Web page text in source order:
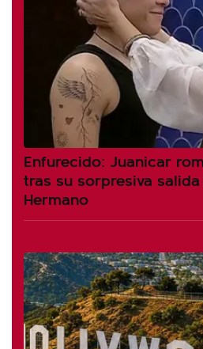
Enfurecido: Juanicar
tras su sorpresiva
Hermano